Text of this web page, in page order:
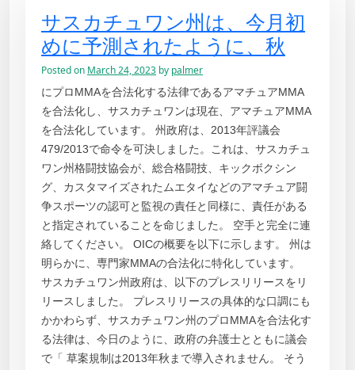
サスカチュワン州は、今月初
めに予測されたように、秋
Posted on March 24, 2023 by palmer
にプロMMAを合法化する法律であるアマチュアMMA
を合法化し、サスカチュワンは現在、アマチュアMMA
を合法化しています。 州政府は、2013年評議会
479/2013で命令を可決しました。これは、サスカチュ
ワン州格闘技協会が、総合格闘技、キックボクシン
グ、カスタマイズされたムエタイなどのアマチュア闘
争スポーツの認可と監視の責任と同様に、責任がある
と指定されていることを命じました。 空手と完全に連
絡してください。 OICの概要を以下に示します。 州は
明らかに、専門家MMAの合法化に特化しています。
サスカチュワン州政府は、以下のプレスリリースをリ
リースしました。 プレスリリースの具体的な口調にも
かかわらず、サスカチュワン州のプロMMAを合法化す
る法律は、今日のように、政府の弁護士とともに議会
で「 草案規制は2013年秋まで導入されません。 そう